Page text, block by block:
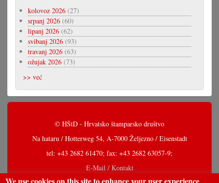
kolovoz 2026 (27)
srpanj 2026 (60)
lipanj 2026 (62)
svibanj 2026 (93)
travanj 2026 (63)
ožujak 2026 (73)
>> već
© HŠtD - Hrvatsko štamparsko društvo
Na hataru / Hotterweg 54, A-7000 Željezno / Eisenstadt
tel: +43 2682 61470; fax: +43 2682 63057-9;
E-Mail / Kontakt